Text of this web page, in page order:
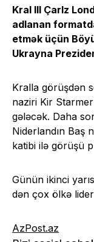
Kral III Çarlz
adlanan
etmək üçün
Ukrayna
Kralla görüşdən
naziri Kir
gələcək. Daha
Niderlandın Baş
katibi ilə görüşü
Günün ikinci
dən çox ölkə
AzPost.az